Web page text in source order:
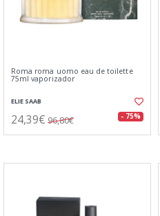
Roma roma uomo eau de toilette
75ml vaporizador
ELIE SAAB
24,39€ 96,80€ - 75%